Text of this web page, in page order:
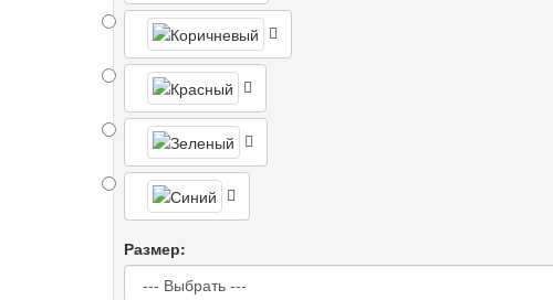
Размер: